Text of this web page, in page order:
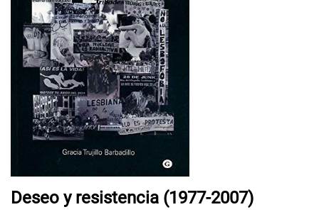
Deseo y resistencia (1977-2007)